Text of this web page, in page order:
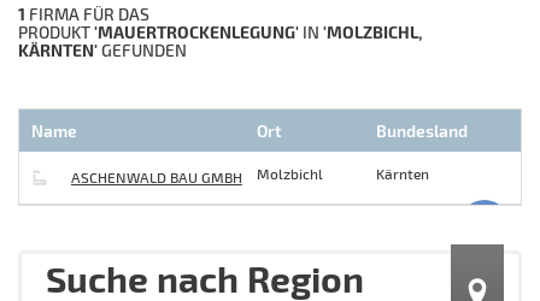
1 FIRMA FÜR DAS
PRODUKT'MAUERTROCKENLEGUNG' IN 'MOLZBICHL,
KÄRNTEN'GEFUNDEN
Name Ort Bundesland
ASCHENWALD BAU GMBH Molzbichl Kärnten
Suche nach Region